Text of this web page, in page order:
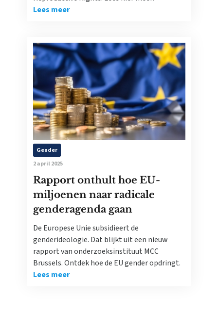
Lees meer
Gender
2 april 2025
Rapport onthult hoe EU-
miljoenen naar radicale
genderagenda gaan
De Europese Unie subsidieert de
genderideologie. Dat blijkt uit een nieuw
rapport van onderzoeksinstituut MCC
Brussels. Ontdek hoe de EU gender opdringt.
Lees meer